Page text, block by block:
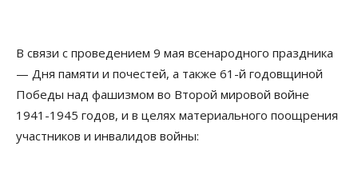
В связи с проведением 9 мая всенародного праздника
— Дня памяти и почестей, а также 61-й годовщиной
Победы над фашизмом во Второй мировой войне
1941-1945 годов, и в целях материального поощрения
участников и инвалидов войны: